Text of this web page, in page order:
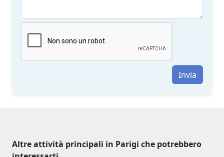
Invia
Altre attività principali in Parigi che potrebbero